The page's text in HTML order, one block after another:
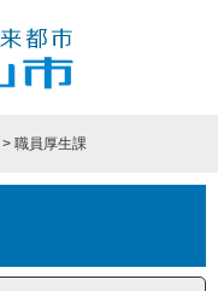
> 職員厚生課